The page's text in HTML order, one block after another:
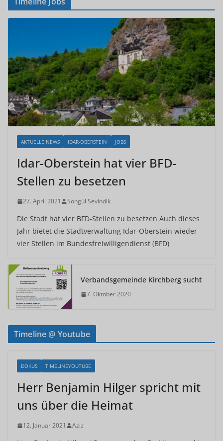
AKTUELLE NEWS IDAR-OBERSTEIN JOBS
Idar-Oberstein hat vier BFD-
Stellen zu besetzen
27. April 2021 Songül Sevindik
Die Stadt hat vier BFD-Stellen zu besetzen Auch dieses
Jahr bietet die Stadtverwaltung Idar-Oberstein wieder
vier Stellen im Bundesfreiwilligendienst (BFD)
Verbandsgemeinde Kirchberg sucht
7. Oktober 2020
Timeline @ Youtube
DOKUS TIMELINEYOUTUBE
Herr Benjamin Hilger spricht mit
uns über die Heimat
12. Januar 2021 Aziz